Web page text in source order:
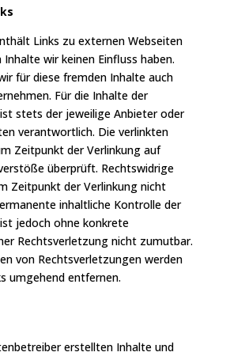
Links zu externen Webseiten
wir keinen Einfluss haben.
für diese fremden Inhalte auch
Für die Inhalte der
stets der jeweilige Anbieter oder
verantwortlich. Die verlinkten
Zeitpunkt der Verlinkung auf
überprüft. Rechtswidrige
Zeitpunkt der Verlinkung nicht
inhaltliche Kontrolle der
jedoch ohne konkrete
Rechtsverletzung nicht zumutbar.
von Rechtsverletzungen werden
umgehend entfernen.
erstellten Inhalte und